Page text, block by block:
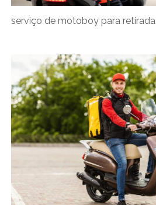
serviço de motoboy para retirada